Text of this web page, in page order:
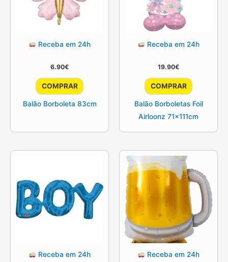
Receba em 24h
6.90€
COMPRAR
Balão Borboleta 83cm
Receba em 24h
19.90€
COMPRAR
Balão Borboletas Foil
Airloonz 71x111cm
Receba em 24h Receba em 24h